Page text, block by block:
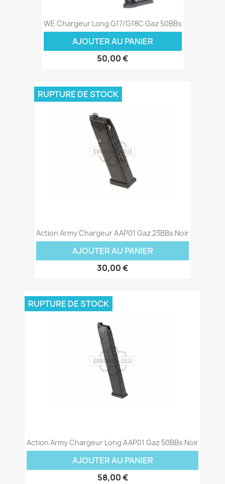
WE Chargeur Long G17/G18C Gaz 50BBs
AJOUTER AU PANIER
50,00 €
Action Army Chargeur AAP01 Gaz 23BBs Noir
AJOUTER AU PANIER
30,00 €
RUPTURE DE STOCK
Action Army Chargeur Long AAP01 Gaz 50BBs Noir
AJOUTER AU PANIER
58,00 €
RUPTURE DE STOCK